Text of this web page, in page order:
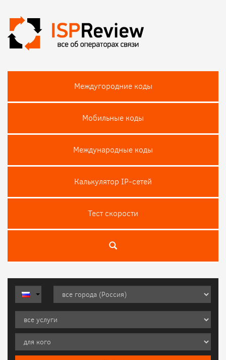
Междугородние коды
Мобильные коды
Международные коды
Калькулятор IP-сетей
Тест скороcти